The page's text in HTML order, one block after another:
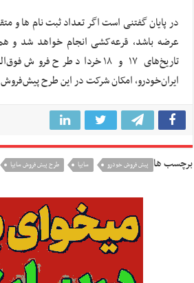
در پایان گفتنی است اگر تعداد ثبت نام ها و
عرضه باشد، قرعه‌کشی انجام خواهد شد و
تاریخ‌های ۱۷ و ۱۸ خرداد طرح
ایران‌خودرو، امکان شرکت در این طرح
برچسب ها پیش فروش خودرو سایپا طرح پیش فروش سایپا